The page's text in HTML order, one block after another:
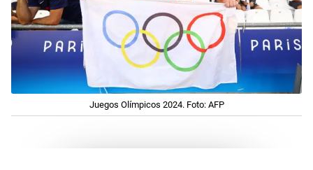
Juegos Olímpicos 2024. Foto: AFP